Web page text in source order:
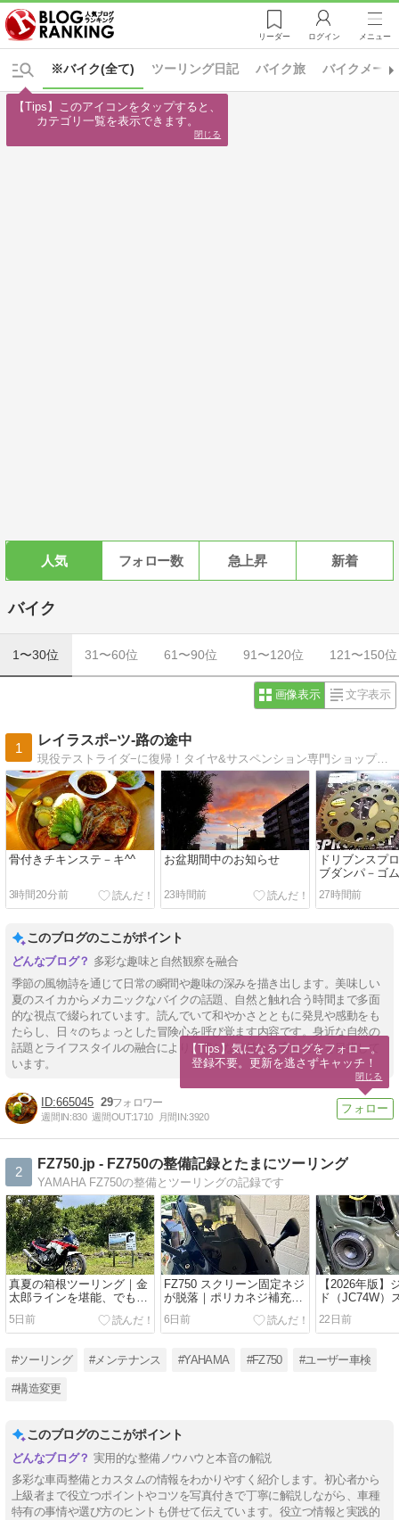
リーダー ログイン メニュー
※バイク(全て) ツーリング日記 バイク旅 バイクメー
人気 フォロー数 急上昇 新着
バイク
1〜30位 31〜60位 61〜90位 91〜120位 121〜150位
画像表示 文字表示
1
レイラスポ−ツ-路の途中
現役テストライダ−に復帰！タイヤ&サスペンション専門ショップの代表が日々を綴ります(^^)/
骨付きチキンステ－キ^^
3時間20分前
お盆期間中のお知らせ
23時間前
ドリブンスプ
ブダンパ－ゴム
27時間前
このブログのここがポイント
多彩な趣味と自然観察を融合
季節の風物詩を通じて日常の瞬間や趣味の深みを描き出します。美味しい
夏のスイカからメカニックなバイクの話題、自然と触れ合う時間まで多面
的な視点で綴られています。読んでいて和やかさとともに発見や感動をも
たらし、日々のちょっとした冒険心を呼び覚ます内容です。身近な自然の
話題とライフスタイルの融合により、豊かな気持ちを育むことを目指して
います。
665045 29
週間IN:830 週間OUT:1710 月間IN:3920
2
FZ750.jp - FZ750の整備記録とたまにツーリング
YAMAHA FZ750の整備とツーリングの記録です
真夏の箱根ツーリング｜金
太郎ラインを堪能、でも猛
暑日はほどほどに！
5日前
FZ750 スクリーン固定ネジ
が脱落｜ポリカネジ補充と
クッションテープで異音対
策
6日前
【2026年版】
ド（JC74W）
おすすめ7選
解
22日前
#ツーリング #メンテナンス #YAHAMA #FZ750 #ユーザー車検
#構造変更
このブログのここがポイント
実用的な整備ノウハウと本音の解説
多彩な車両整備とカスタムの情報をわかりやすく紹介します。初心者から
上級者まで役立つポイントやコツを写真付きで丁寧に解説しながら、車種
特有の事情や選び方のヒントも併せて伝えています。役立つ情報と実践的
【Tips】このアイコンをタップすると、
カテゴリ一覧を表示できます。
閉じる
【Tips】気になるブログをフォロー。
登録不要。更新を逃さずキャッチ！
閉じる